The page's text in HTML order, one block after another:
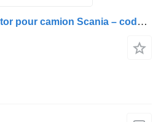
Culasse Chiuloasă motor pour camion Scania – coduri 1846123, 1909203, 1750995, 2062690, 2037442, 2037441, 2057412, 2081239, 2609859, 570997, 570123, 574374